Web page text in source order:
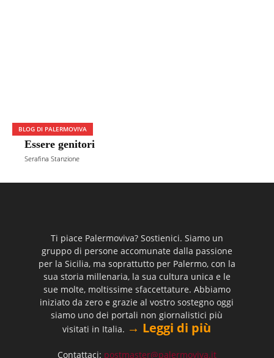
BLOG DI PALERMOVIVA
Essere genitori
Serafina Stanzione
Ti piace Palermoviva? Sostienici. Siamo un
gruppo di persone accomunate dalla passione
per la Sicilia, ma soprattutto per Palermo, con la
sua storia millenaria, la sua cultura unica e le
sue molte, moltissime sfaccettature. Abbiamo
iniziato da zero e grazie al vostro sostegno oggi
siamo uno dei portali non giornalistici più
visitati in Italia. → Leggi di più
Contattaci: postmaster@palermoviva.it